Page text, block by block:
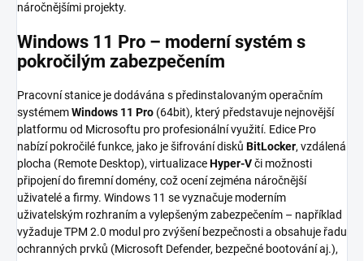
náročnějšími projekty.
Windows 11 Pro – moderní systém s
pokročilým zabezpečením
Pracovní stanice je dodávána s předinstalovaným operačním
systémemWindows 11 Pro (64bit), který představuje nejnovější
platformu od Microsoftu pro profesionální využití. Edice Pro
nabízí pokročilé funkce, jako je šifrování disků BitLocker, vzdálená
plocha (Remote Desktop), virtualizaceHyper-Vči možnosti
připojení do firemní domény, což ocení zejména náročnější
uživatelé a firmy. Windows 11 se vyznačuje moderním
uživatelským rozhraním a vylepšeným zabezpečením – například
vyžaduje TPM 2.0 modul pro zvýšení bezpečnosti a obsahuje řadu
ochranných prvků (Microsoft Defender, bezpečné bootování aj.),